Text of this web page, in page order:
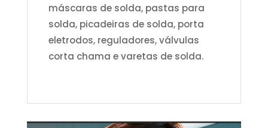
máscaras de solda, pastas para
solda, picadeiras de solda, porta
eletrodos, reguladores, válvulas
corta chama e varetas de solda.